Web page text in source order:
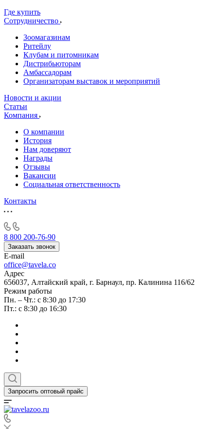
Где купить
Сотрудничество
Зоомагазинам
Ритейлу
Клубам и питомникам
Дистрибьюторам
Амбассадорам
Организаторам выставок и мероприятий
Новости и акции
Статьи
Компания
О компании
История
Нам доверяют
Награды
Отзывы
Вакансии
Социальная ответственность
Контакты
8 800 200-76-90
Заказать звонок
E-mail
office@tavela.co
Адрес
656037, Алтайский край, г. Барнаул, пр. Калинина 116/62
Режим работы
Пн. – Чт.: с 8:30 до 17:30
Пт.: с 8:30 до 16:30
Запросить оптовый прайс